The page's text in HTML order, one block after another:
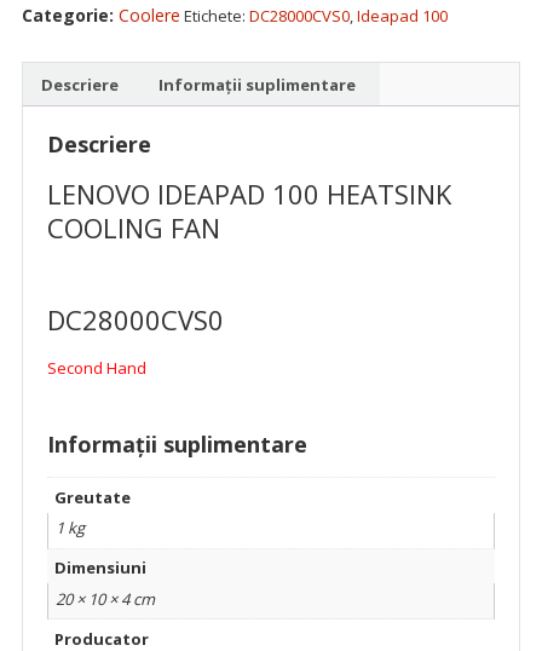
100
Fan
Categorie: Coolere Etichete: DC28000CVS0,Ideapad 100
Descriere Informații suplimentare
Descriere
LENOVO IDEAPAD 100 HEATSINK
COOLING FAN
DC28000CVS0
Second Hand
Informații suplimentare
Greutate
1 kg
Dimensiuni
20 × 10 × 4 cm
Producator